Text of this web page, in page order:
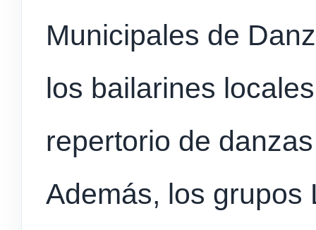
Municipales de
los bailarines
repertorio de
Además, los grupos